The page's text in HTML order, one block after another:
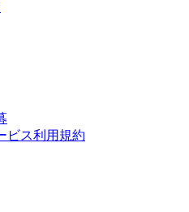
ビス利用規約